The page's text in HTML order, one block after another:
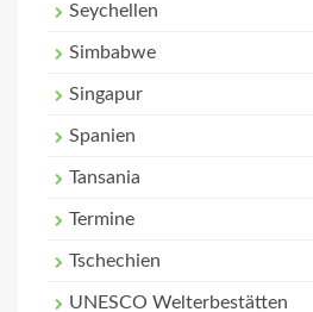
Seychellen
Simbabwe
Singapur
Spanien
Tansania
Termine
Tschechien
UNESCO Welterbestätten